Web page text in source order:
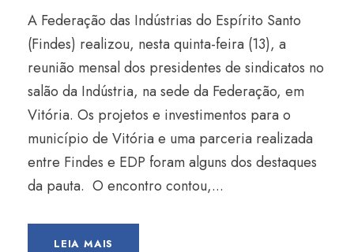
A Federação das Indústrias do Espírito Santo
(Findes) realizou, nesta quinta-feira (13), a
reunião mensal dos presidentes de sindicatos no
salão da Indústria, na sede da Federação, em
Vitória. Os projetos e investimentos para o
município de Vitória e uma parceria realizada
entre Findes e EDP foram alguns dos destaques
da pauta. O encontro contou,...
LEIA MAIS